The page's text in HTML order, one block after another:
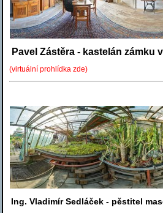
Pavel Zástěra - kastelán zámku
(virtuální prohlídka zde)
Ing. Vladimír Sedláček - pěstitel